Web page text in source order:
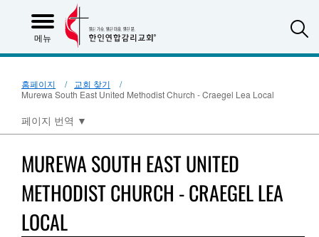
메뉴
홈페이지
교회 찾기
Murewa South East United Methodist Church - Craegel Lea Local
페이지 번역 ▼
MUREWA SOUTH EAST UNITED
METHODIST CHURCH - CRAEGEL LEA
LOCAL